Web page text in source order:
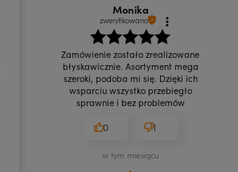
Monika
zweryfikowano
Zamówienie zostało zrealizowane
błyskawicznie. Asortyment mega
szeroki, podoba mi się. Dzięki ich
wsparciu wszystko przebiegło
sprawnie i bez problemów
0 1
w tym miesiącu